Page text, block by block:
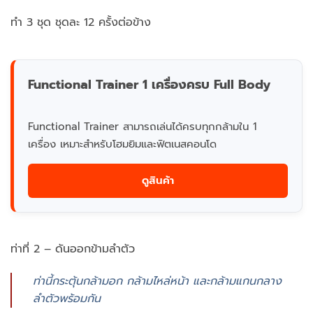
ทำ 3 ชุด ชุดละ 12 ครั้งต่อข้าง
Functional Trainer 1 เครื่องครบ Full Body
Functional Trainer สามารถเล่นได้ครบทุกกล้ามใน 1
เครื่อง เหมาะสำหรับโฮมยิมและฟิตเนสคอนโด
ดูสินค้า
ท่าที่ 2 – ดันออกข้ามลำตัว
ท่านี้กระตุ้นกล้ามอก กล้ามไหล่หน้า และกล้ามแกนกลาง
ลำตัวพร้อมกัน